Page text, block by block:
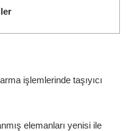
işlemlerinde taşıyıcı
elemanları yenisi ile